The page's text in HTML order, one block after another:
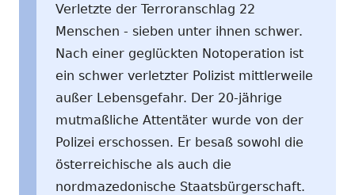
Verletzte der Terroranschlag 22
Menschen - sieben unter ihnen schwer.
Nach einer geglückten Notoperation ist
ein schwer verletzter Polizist mittlerweile
außer Lebensgefahr. Der 20-jährige
mutmaßliche Attentäter wurde von der
Polizei erschossen. Er besaß sowohl die
österreichische als auch die
nordmazedonische Staatsbürgerschaft.